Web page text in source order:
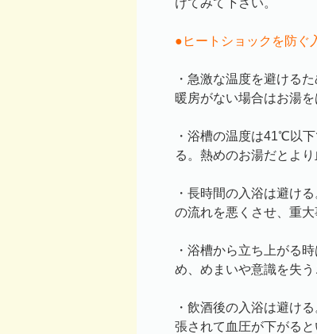
●ヒートショックを防ぐ
・急激な温度を避ける
暖房がない場合はお湯
・浴槽の温度は41℃以
る。熱めのお湯だとよ
・長時間の入浴は避け
の流れを悪くさせ、重大
・浴槽から立ち上がる
め、めまいや意識を失
・飲酒後の入浴は避け
張されて血圧が下がる